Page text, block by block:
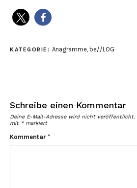
KATEGORIE: Anagramme, be//LOG
Schreibe einen Kommentar
Deine E-Mail-Adresse wird nicht veröffentlicht.
mit *markiert
Kommentar *